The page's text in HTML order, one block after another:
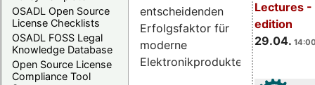
OSADL Open Source
License Checklists
OSADL FOSS Legal
Knowledge Database
Open Source License
Compliance Tool
Lectures
edition
29.04.
entscheidenden
Erfolgsfaktor für
moderne
Elektronikprodukte.